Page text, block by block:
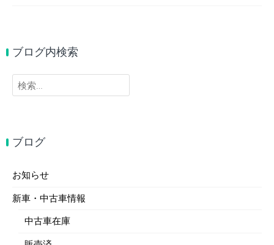
ブログ内検索
検
索:
ブログ
お知らせ
新車・中古車情報
中古車在庫